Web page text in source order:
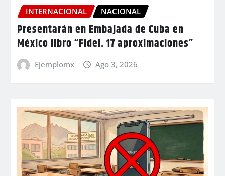
INTERNACIONAL NACIONAL
Presentarán en Embajada de Cuba en
México libro “Fidel. 17 aproximaciones”
Ejemplomx Ago 3, 2026